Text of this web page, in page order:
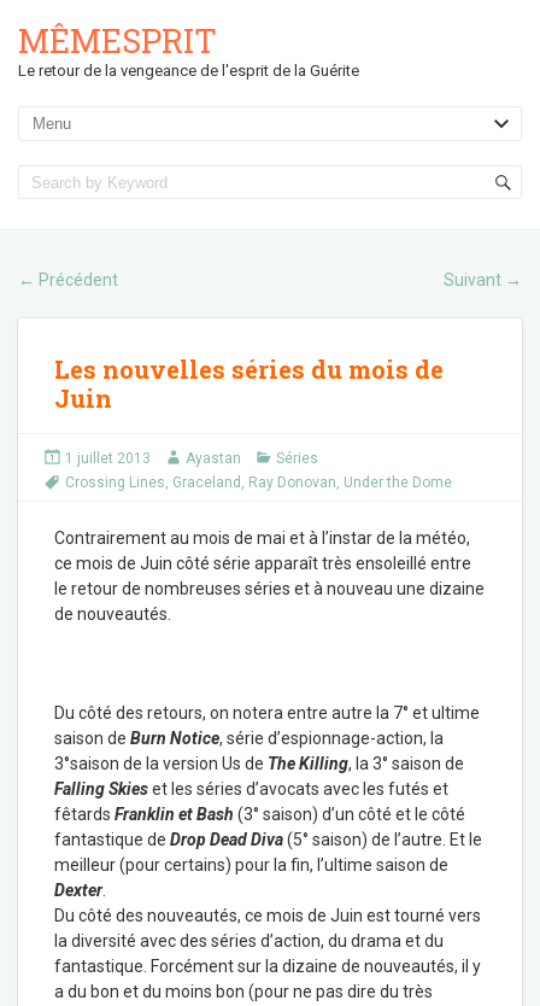
MÊMESPRIT
Le retour de la vengeance de l'esprit de la Guérite
← Précédent Suivant →
Les nouvelles séries du mois de
Juin
1 juillet 2013 Ayastan
Séries
Crossing Lines, Graceland , Ray Donovan, Under the Dome
Contrairement au mois de mai et à l’instar de la météo,
ce mois de Juin côté série apparaît très ensoleillé entre
le retour de nombreuses séries et à nouveau une dizaine
de nouveautés.
Du côté des retours, on notera entre autre la 7° et ultime
saison de Burn Notice, série d’espionnage-action, la
3°saison de la version Us de The Killing, la 3° saison de
Falling Skieset les séries d’avocats avec les futés et
fêtards Franklin et Bash (3° saison) d’un côté et le côté
fantastique de Drop Dead Diva(5° saison) de l’autre. Et le
meilleur (pour certains) pour la fin, l’ultime saison de
Dexter.
Du côté des nouveautés, ce mois de Juin est tourné vers
la diversité avec des séries d’action, du drama et du
fantastique. Forcément sur la dizaine de nouveautés, il y
a du bon et du moins bon (pour ne pas dire du très